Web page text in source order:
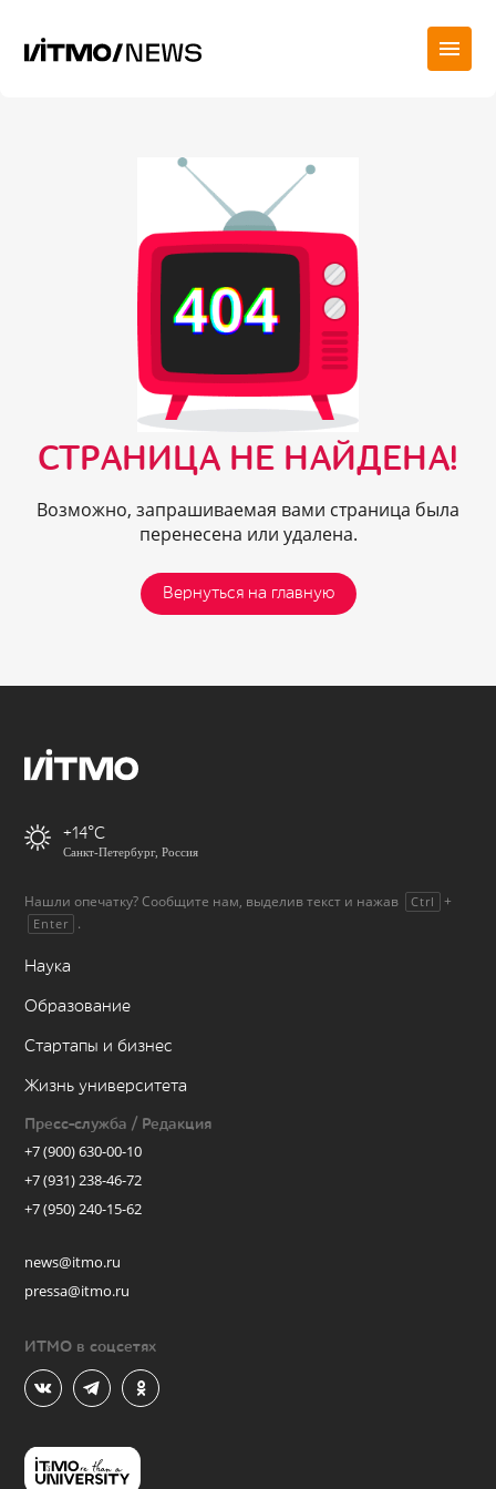
СТРАНИЦА НЕ НАЙДЕНА!
Возможно, запрашиваемая вами страница была
перенесена или удалена.
Вернуться на главную
+14
Санкт-Петербург, Россия
Нашли опечатку? Сообщите нам, выделив текст и нажав Ctrl +
Enter .
Наука
Образование
Стартапы и бизнес
Жизнь университета
Пресс-служба / Редакция
+7 (900) 630-00-10
+7 (931) 238-46-72
+7 (950) 240-15-62
news@itmo.ru
pressa@itmo.ru
ИТМО в соцсетях